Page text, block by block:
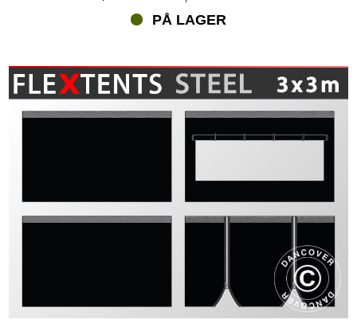
PÅ LAGER